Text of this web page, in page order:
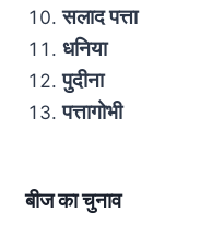
सलाद पत्ता
धनिया
पुदीना
पत्तागोभी
बीज का चुनाव